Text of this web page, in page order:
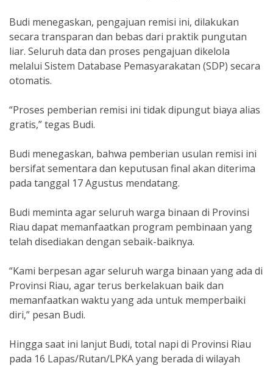
Budi menegaskan, pengajuan remisi ini, dilakukan
secara transparan dan bebas dari praktik pungutan
liar. Seluruh data dan proses pengajuan dikelola
melalui Sistem Database Pemasyarakatan (SDP) secara
otomatis.
“Proses pemberian remisi ini tidak dipungut biaya alias
gratis,” tegas Budi.
Budi menegaskan, bahwa pemberian usulan remisi ini
bersifat sementara dan keputusan final akan diterima
pada tanggal 17 Agustus mendatang.
Budi meminta agar seluruh warga binaan di Provinsi
Riau dapat memanfaatkan program pembinaan yang
telah disediakan dengan sebaik-baiknya.
“Kami berpesan agar seluruh warga binaan yang ada di
Provinsi Riau, agar terus berkelakuan baik dan
memanfaatkan waktu yang ada untuk memperbaiki
diri,” pesan Budi.
Hingga saat ini lanjut Budi, total napi di Provinsi Riau
pada 16 Lapas/Rutan/LPKA yang berada di wilayah